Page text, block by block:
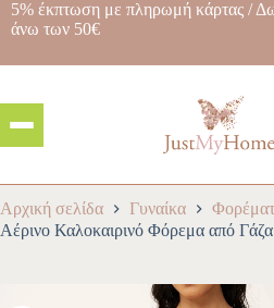
5% έκπτωση με πληρωμή κάρτας /
άνω των 50€
Αρχική σελίδα Γυναίκα
Αέρινο Καλοκαιρινό Φόρεμα από Γάζα